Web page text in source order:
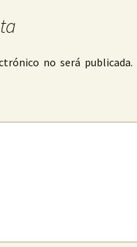
no será publicada.